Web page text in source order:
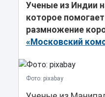
Ученые из Индии
которое
размножение
«Московский
Фото: pixabay